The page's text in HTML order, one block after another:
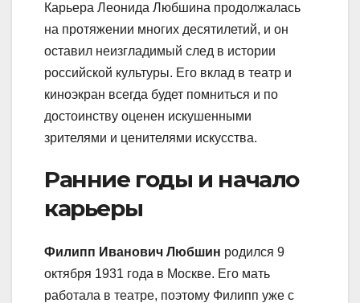
Карьера Леонида Любшина продолжалась
на протяжении многих десятилетий, и он
оставил неизгладимый след в истории
российской культуры. Его вклад в театр и
киноэкран всегда будет помниться и по
достоинству оценен искушенными
зрителями и ценителями искусства.
Ранние годы и начало
карьеры
Филипп Иванович Любшин родился 9
октября 1931 года в Москве. Его мать
работала в театре, поэтому Филипп уже с